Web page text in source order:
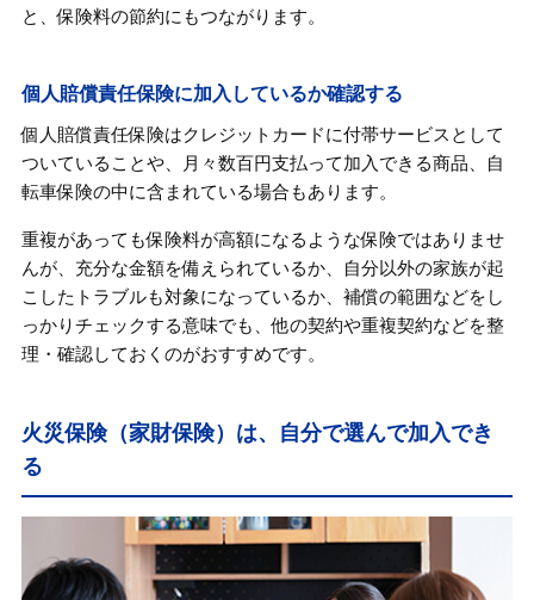
と、保険料の節約にもつながります。
個人賠償責任保険に加入しているか確認する
個人賠償責任保険はクレジットカードに付帯サービスとして
ついていることや、月々数百円支払って加入できる商品、自
転車保険の中に含まれている場合もあります。
重複があっても保険料が高額になるような保険ではありませ
んが、充分な金額を備えられているか、自分以外の家族が起
こしたトラブルも対象になっているか、補償の範囲などをし
っかりチェックする意味でも、他の契約や重複契約などを整
理・確認しておくのがおすすめです。
火災保険（家財保険）は、自分で選んで加入でき
る